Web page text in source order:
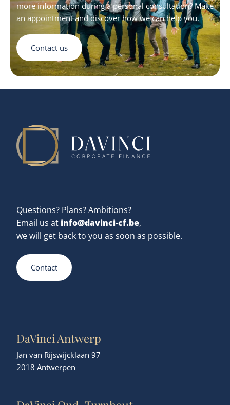
more information during a personal consultation? Make
an appointment and discover how we can help you.
Contact us
Questions? Plans? Ambitions?
Email us at info@davinci-cf.be,
we will get back to you as soon as possible.
Contact
DaVinci Antwerp
Jan van Rijswijcklaan 97
2018 Antwerpen